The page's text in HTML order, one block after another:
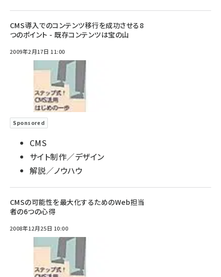
CMS導入でのコンテンツ移行を成功させる8
つのポイント - 既存コンテンツは宝の山
2009年2月17日 11:00
Sponsored
CMS
サイト制作／デザイン
解説／ノウハウ
CMSの可能性を最大化するためのWeb担当
者の6つの心得
2008年12月25日 10:00